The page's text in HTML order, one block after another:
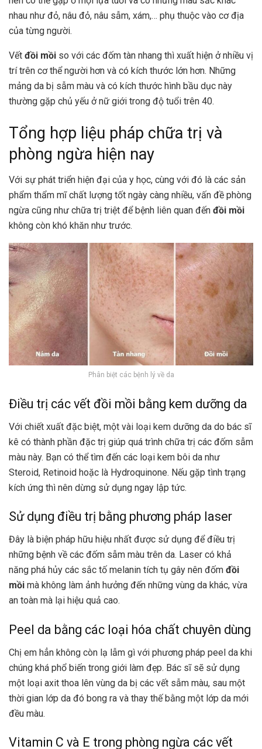
nhau như đỏ, nâu đỏ, nâu sẫm, xám,… phụ thuộc vào cơ địa
của từng người.
Vết đồi mồi so với các đốm tàn nhang thì xuất hiện ở nhiều vị
trí trên cơ thể người hơn và có kích thước lớn hơn. Những
mảng da bị sẫm màu và có kích thước hình bầu dục này
thường gặp chủ yếu ở nữ giới trong độ tuổi trên 40.
Tổng hợp liệu pháp chữa trị và
phòng ngừa hiện nay
Với sự phát triển hiện đại của y học, cùng với đó là các sản
phẩm thẩm mĩ chất lượng tốt ngày càng nhiều, vấn đề phòng
ngừa cũng như chữa trị triệt để bệnh liên quan đến đồi mồi
không còn khó khăn như trước.
Phân biệt các bệnh lý về da
Điều trị các vết đồi mồi bằng kem dưỡng da
Với chiết xuất đặc biệt, một vài loại kem dưỡng da do bác sĩ
kê có thành phần đặc trị giúp quá trình chữa trị các đốm sẫm
màu này. Bạn có thể tìm đến các loại kem bôi da như
Steroid, Retinoid hoặc là Hydroquinone. Nếu gặp tình trạng
kích ứng thì nên dừng sử dụng ngay lập tức.
Sử dụng điều trị bằng phương pháp laser
Đây là biện pháp hữu hiệu nhất được sử dụng để điều trị
những bệnh về các đốm sẫm màu trên da. Laser có khả
năng phá hủy các sắc tố melanin tích tụ gây nên đốm đồi
mồi mà không làm ảnh hưởng đến những vùng da khác, vừa
an toàn mà lại hiệu quả cao.
Peel da bằng các loại hóa chất chuyên dùng
Chị em hẳn không còn lạ lẫm gì với phương pháp peel da khi
chúng khá phổ biến trong giới làm đẹp. Bác sĩ sẽ sử dụng
một loại axit thoa lên vùng da bị các vết sẫm màu, sau một
thời gian lớp da đó bong ra và thay thế bằng một lớp da mới
đều màu.
Vitamin C và E trong phòng ngừa các vết